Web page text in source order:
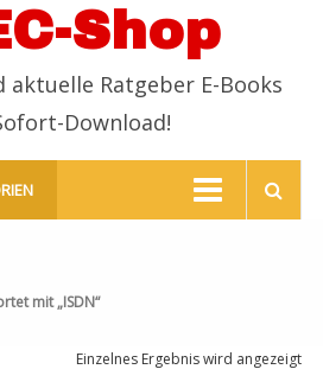
Shop
aktuelle Ratgeber E-Books
Download!
mit „ISDN“
Einzelnes Ergebnis wird angezeigt